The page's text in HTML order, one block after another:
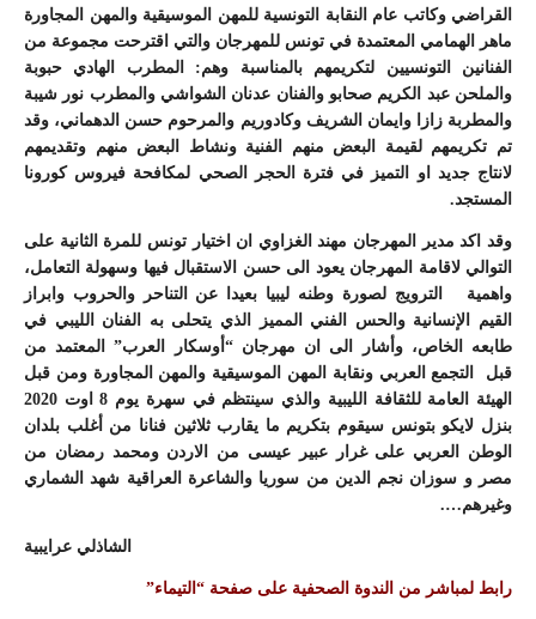
القراضي وكاتب عام النقابة التونسية للمهن الموسيقية والمهن المجاورة
ماهر الهمامي المعتمدة في تونس للمهرجان والتي اقترحت مجموعة من
الفنانين التونسيين لتكريمهم بالمناسبة وهم: المطرب الهادي حبوبة
والملحن عبد الكريم صحابو والفنان عدنان الشواشي والمطرب نور شيبة
والمطربة زازا وايمان الشريف وكادوريم والمرحوم حسن الدهماني، وقد
تم تكريمهم لقيمة البعض منهم الفنية ونشاط البعض منهم وتقديمهم
لانتاج جديد او التميز في فترة الحجر الصحي لمكافحة فيروس كورونا
المستجد.
وقد اكد مدير المهرجان مهند الغزاوي ان اختيار تونس للمرة الثانية على
التوالي لاقامة المهرجان يعود الى حسن الاستقبال فيها وسهولة التعامل،
واهمية الترويج لصورة وطنه ليبيا بعيدا عن التناحر والحروب وابراز
القيم الإنسانية والحس الفني المميز الذي يتحلى به الفنان الليبي في
طابعه الخاص، وأشار الى ان مهرجان “أوسكار العرب” المعتمد من
قبل التجمع العربي ونقابة المهن الموسيقية والمهن المجاورة ومن قبل
الهيئة العامة للثقافة الليبية والذي سينتظم في سهرة يوم 8 اوت 2020
بنزل لايكو بتونس سيقوم بتكريم ما يقارب ثلاثين فنانا من أغلب بلدان
الوطن العربي على غرار عبير عيسى من الاردن ومحمد رمضان من
مصر و سوزان نجم الدين من سوريا والشاعرة العراقية شهد الشماري
وغيرهم….
الشاذلي عرايبية
رابط لمباشر من الندوة الصحفية على صفحة “التيماء”